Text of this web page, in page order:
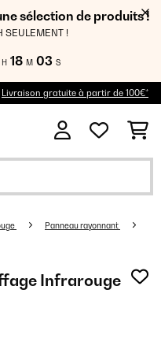
sélection de produits !
SEULEMENT !
H 18 M 03 S
Livraison gratuite à partir de 100€*
Panneau rayonnant
Infrarouge